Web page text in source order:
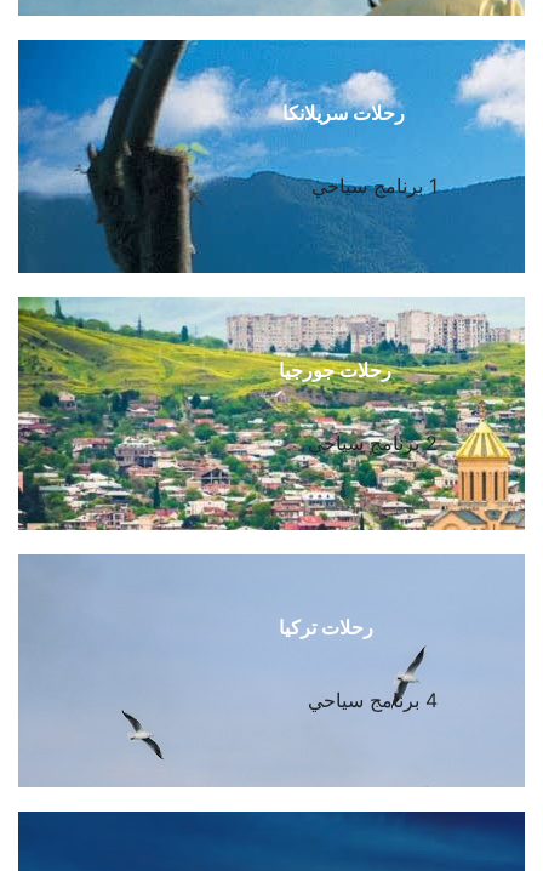
رحلات سريلانكا
1 برنامج سياحي
رحلات جورجيا
2 برنامج سياحي
رحلات تركيا
4 برنامج سياحي